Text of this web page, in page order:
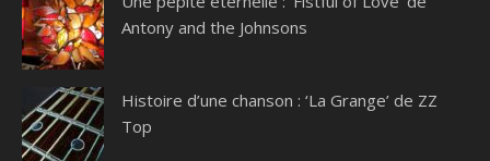
Antony and the Johnsons
Histoire d’une chanson : ‘La Grange’ de ZZ
Top